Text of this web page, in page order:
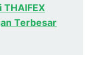
Terbesar